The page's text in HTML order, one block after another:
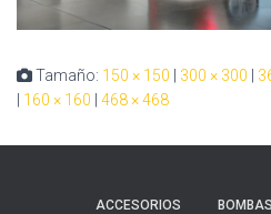
Tamaño: 150 × 150 300 × 300
160 × 160 468 × 468
ACCESORIOS